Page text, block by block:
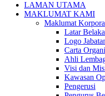
LAMAN UTAMA
MAKLUMAT KAMI
Maklumat
Latar
Logo
Carta
Ahli
Visi dan
Kawasan
Pengerusi